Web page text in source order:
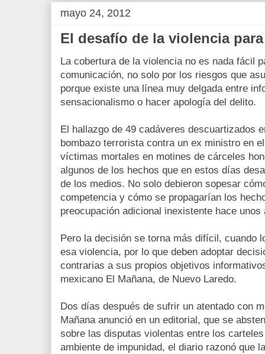
mayo 24, 2012
El desafío de la violencia
La cobertura de la violencia no es nada fácil
comunicación, no solo por los riesgos que
porque existe una línea muy delgada entre
sensacionalismo o hacer apología del delito.
El hallazgo de 49 cadáveres descuartizados
bombazo terrorista contra un ex ministro en
víctimas mortales en motines de cárceles
algunos de los hechos que en estos días
de los medios. No solo debieron sopesar
competencia y cómo se propagarían los
preocupación adicional inexistente hace unos
Pero la decisión se torna más difícil, cuando
esa violencia, por lo que deben adoptar
contrarias a sus propios objetivos
mexicano El Mañana, de Nuevo Laredo.
Dos días después de sufrir un atentado con
Mañana anunció en un editorial, que se
sobre las disputas violentas entre los
ambiente de impunidad, el diario razonó que